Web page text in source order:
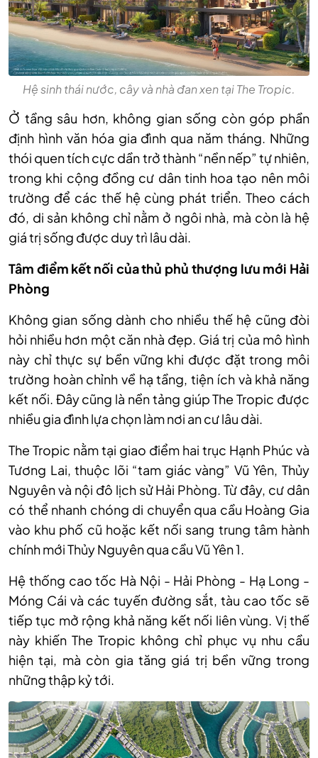
Hệ sinh thái nước, cây và nhà đan xen tại The Tropic.
Ở tầng sâu hơn, không gian sống còn góp phần
định hình văn hóa gia đình qua năm tháng. Những
thói quen tích cực dần trở thành “nền nếp” tự nhiên,
trong khi cộng đồng cư dân tinh hoa tạo nên môi
trường để các thế hệ cùng phát triển. Theo cách
đó, di sản không chỉ nằm ở ngôi nhà, mà còn là hệ
giá trị sống được duy trì lâu dài.
Tâm điểm kết nối của thủ phủ thượng lưu mới Hải
Phòng
Không gian sống dành cho nhiều thế hệ cũng đòi
hỏi nhiều hơn một căn nhà đẹp. Giá trị của mô hình
này chỉ thực sự bền vững khi được đặt trong môi
trường hoàn chỉnh về hạ tầng, tiện ích và khả năng
kết nối. Đây cũng là nền tảng giúp The Tropic được
nhiều gia đình lựa chọn làm nơi an cư lâu dài.
The Tropic nằm tại giao điểm hai trục Hạnh Phúc và
Tương Lai, thuộc lõi “tam giác vàng” Vũ Yên, Thủy
Nguyên và nội đô lịch sử Hải Phòng. Từ đây, cư dân
có thể nhanh chóng di chuyển qua cầu Hoàng Gia
vào khu phố cũ hoặc kết nối sang trung tâm hành
chính mới Thủy Nguyên qua cầu Vũ Yên 1.
Hệ thống cao tốc Hà Nội - Hải Phòng - Hạ Long -
Móng Cái và các tuyến đường sắt, tàu cao tốc sẽ
tiếp tục mở rộng khả năng kết nối liên vùng. Vị thế
này khiến The Tropic không chỉ phục vụ nhu cầu
hiện tại, mà còn gia tăng giá trị bền vững trong
những thập kỷ tới.